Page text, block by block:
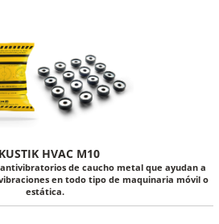
HVAC M10
antivibratorios de caucho metal que ayudan a
en todo tipo de maquinaria móvil o
estática.